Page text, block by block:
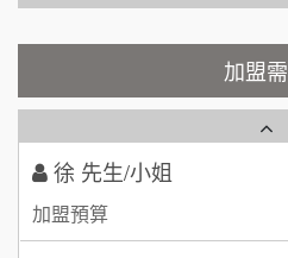
1 Cozy coffee可集咖啡
2 霏等茶
3 秉宏小米甜甜圈
4 潮鍋癮
加盟
徐 先生/小姐
加盟預算
何 先生/小姐